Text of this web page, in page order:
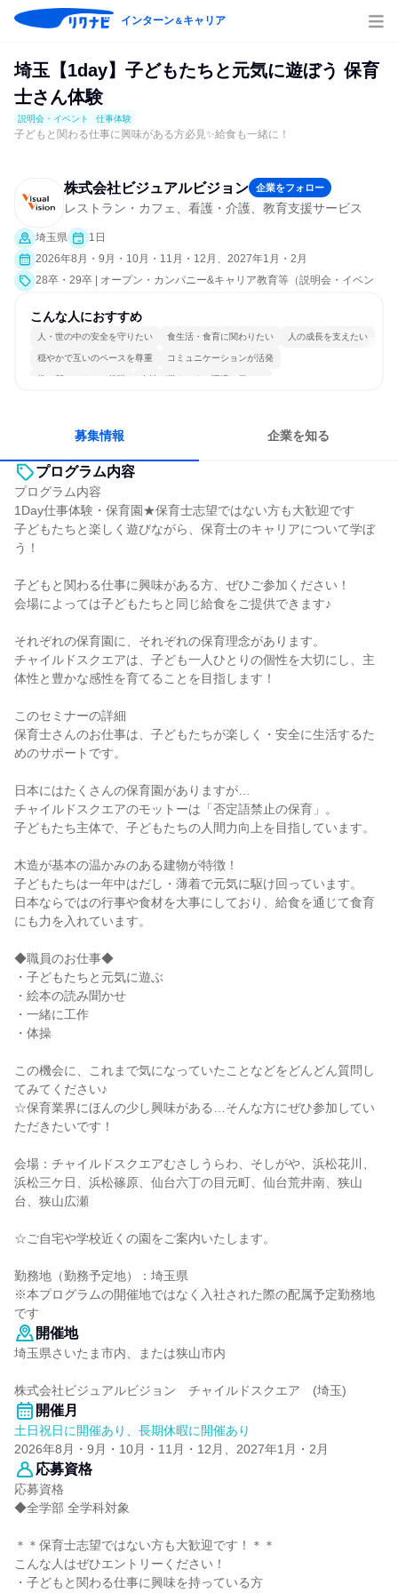
インターン＆キャリア
埼玉【1day】子どもたちと元気に遊ぼう 保育
士さん体験
説明会・イベント 仕事体験
子どもと関わる仕事に興味がある方必見✨給食も一緒に！
株式会社ビジュアルビジョン 企業をフォロー
レストラン・カフェ、看護・介護、教育支援サービス
埼玉県
1日
2026年8月・9月・10月・11月・12月、2027年1月・2月
28卒・29卒 | オープン・カンパニー&キャリア教育等（説明会・イベン
こんな人におすすめ
人・世の中の安全を守りたい 食生活・食育に関わりたい 人の成長を支えたい
穏やかで互いのペースを尊重 コミュニケーションが活発
常に新しいものに挑戦 女性が働きやすい環境で働ける
募集情報 企業を知る
プログラム内容
プログラム内容
1Day仕事体験・保育園★保育士志望ではない方も大歓迎です
子どもたちと楽しく遊びながら、保育士のキャリアについて学ぼ
う！
子どもと関わる仕事に興味がある方、ぜひご参加ください！
会場によっては子どもたちと同じ給食をご提供できます♪
それぞれの保育園に、それぞれの保育理念があります。
チャイルドスクエアは、子ども一人ひとりの個性を大切にし、主
体性と豊かな感性を育てることを目指します！
このセミナーの詳細
保育士さんのお仕事は、子どもたちが楽しく・安全に生活するた
めのサポートです。
日本にはたくさんの保育園がありますが…
チャイルドスクエアのモットーは「否定語禁止の保育」。
子どもたち主体で、子どもたちの人間力向上を目指しています。
木造が基本の温かみのある建物が特徴！
子どもたちは一年中はだし・薄着で元気に駆け回っています。
日本ならではの行事や食材を大事にしており、給食を通じて食育
にも力を入れています。
◆職員のお仕事◆
・子どもたちと元気に遊ぶ
・絵本の読み聞かせ
・一緒に工作
・体操
この機会に、これまで気になっていたことなどをどんどん質問し
てみてください♪
☆保育業界にほんの少し興味がある…そんな方にぜひ参加してい
ただきたいです！
会場：チャイルドスクエアむさしうらわ、そしがや、浜松花川、
浜松三ケ日、浜松篠原、仙台六丁の目元町、仙台荒井南、狭山
台、狭山広瀬
☆ご自宅や学校近くの園をご案内いたします。
勤務地（勤務予定地）：埼玉県
※本プログラムの開催地ではなく入社された際の配属予定勤務地
です
開催地
埼玉県さいたま市内、または狭山市内
株式会社ビジュアルビジョン チャイルドスクエア (埼玉)
開催月
土日祝日に開催あり、長期休暇に開催あり
2026年8月・9月・10月・11月・12月、2027年1月・2月
応募資格
応募資格
◆全学部 全学科対象
＊＊保育士志望ではない方も大歓迎です！＊＊
こんな人はぜひエントリーください！
・子どもと関わる仕事に興味を持っている方